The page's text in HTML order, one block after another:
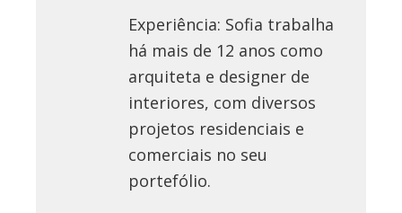
Experiência: Sofia trabalha
há mais de 12 anos como
arquiteta e designer de
interiores, com diversos
projetos residenciais e
comerciais no seu
portefólio.